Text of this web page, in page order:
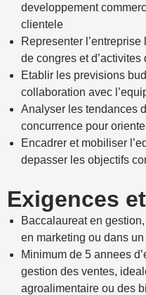
developpement
clientele
Representer
de congres et
Etablir les previsions
collaboration avec
Analyser les tendances
concurrence pour
Encadrer et mobiliser
depasser les objectifs
Exigences
Baccalaureat en
en marketing ou dans
Minimum de 5 annees
gestion des ventes,
agroalimentaire ou des